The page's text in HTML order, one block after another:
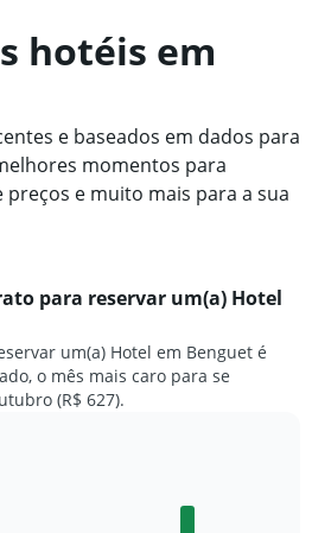
hotéis em
e baseados em dados para
momentos para
e muito mais para a sua
para reservar um(a) Hotel
um(a) Hotel em Benguet é
o mês mais caro para se
(R$ 627).